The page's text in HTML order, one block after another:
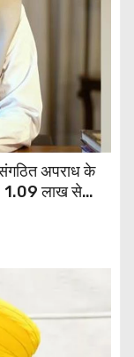
अपराध के
; 1.09 लाख से
किए